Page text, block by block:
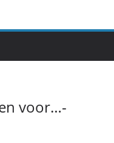
voor…-